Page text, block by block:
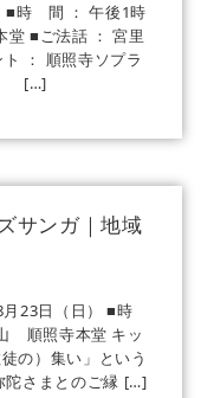
■時 間 ： 午後1時
■ご法話 ： 宮里
： 順照寺ソプラ
[…]
サンガ｜地域
23日（日） ■時
順照寺本堂 キッ
の）集い」という
陀さまとのご縁 […]